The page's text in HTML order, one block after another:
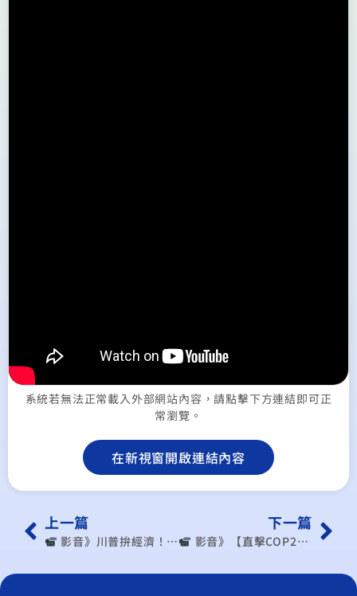
系統若無法正常載入外部網站內容，請點擊下方連結即可正
常瀏覽。
在新視窗開啟連結內容
上一篇
︎ 影音》川普拚經濟！美國減稅？增加關稅？市場監管鬆綁？（出處：公共電視 – 有話好說 PTSTalk－有話好說）
下一篇
︎ 影音》【直擊COP29】COP29來了！地球發燒，錢從哪裡來？每日直擊，帶你解讀氣候關鍵議題！（出處：遠見－歐萊德 O’right）